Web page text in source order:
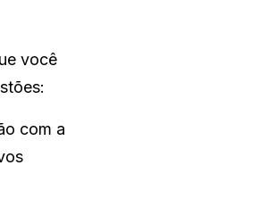
você
com a